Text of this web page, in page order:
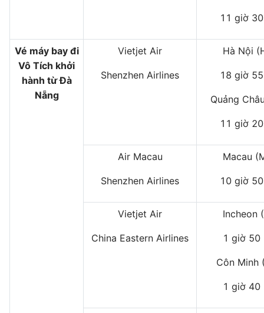
11 giờ
Vé máy bay đi
Vô Tích khởi
hành từ Đà
Nẵng
Vietjet Air
Shenzhen Airlines
Hà Nội
18 giờ
Quảng
11 giờ
Air Macau
Shenzhen Airlines
Macau
10 giờ
Vietjet Air
China Eastern Airlines
Incheon
1 giờ 50
Côn Minh
1 giờ 40